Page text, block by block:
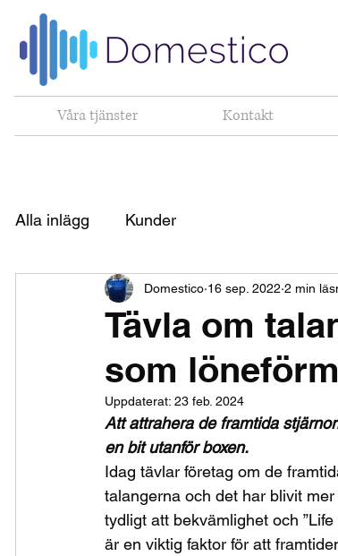
Våra tjänster Kontakt
Alla inlägg Kunder
Tävla om
som
Domestico 16 sep. 2022 2 min
Uppdaterat: 23 feb. 2024
Att attrahera de framtida
en bit utanför boxen.
Idag tävlar företag om de
talangerna och det har blivit
tydligt att bekvämlighet och ”Life
är en viktig faktor för att